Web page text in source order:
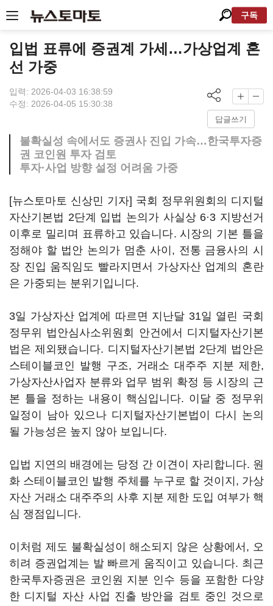
구독
입법 표류에 증권계 가세…가상업계 혼
선 가중
입력: 2026-04-03 16:38:59
수정: 2026-04-05 15:30:38
답글쓰기
불확실성 속에서도 증권사 진입 가속…한국투자증
권 코인원 투자 검토
투자·사업 방향 설정 어려움 가중
[뉴스토마토 신상민 기자] 국회 정무위원회의 디지털
자산기본법 2단계 입법 논의가 사실상 6·3 지방선거
이후로 밀리며 표류하고 있습니다. 시장의 기본 틀을
정해야 할 법안 논의가 멈춘 사이, 전통 금융사의 시
장 진입 움직임도 빨라지면서 가상자산 업계의 혼란
은 가중되는 분위기입니다.
3일 가상자산 업계에 따르면 지난달 31일 열린 국회
정무위 법안심사소위원회 안건에서 디지털자산기본
법은 제외됐습니다. 디지털자산기본법 2단계 법안은
스테이블코인 발행 구조, 거래소 대주주 지분 제한,
가상자산사업자 분류와 업무 범위 확정 등 시장의 근
본 틀을 정하는 내용이 핵심입니다. 이달 중 정무위
일정이 남아 있으나 디지털자산기본법이 다시 논의
될 가능성은 높지 않아 보입니다.
입법 지연의 배경에는 당정 간 이견이 자리합니다. 원
화 스테이블코인 발행 주체를 누구로 할 것이지, 가상
자산 거래소 대주주의 사후 지분 제한 도입 여부가 핵
심 쟁점입니다.
이처럼 제도 불확실성이 해소되지 않은 상황에서, 오
히려 증권업계는 발 빠르게 움직이고 있습니다. 최근
한국투자증권은 코인원 지분 인수 등을 포함한 다양
한 디지털 자산 사업 진출 방안을 검토 중인 것으로